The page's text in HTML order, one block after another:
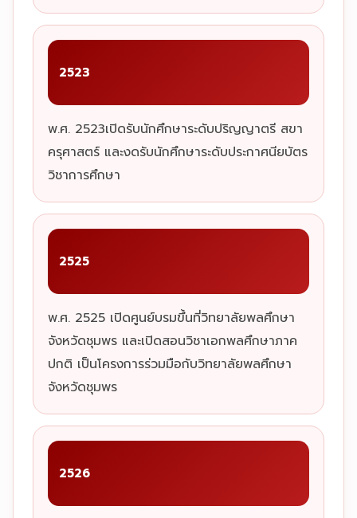
2523
พ.ศ. 2523เปิดรับนักศึกษาระดับปริญญาตรี สขา
ครุศาสตร์ และงดรับนักศึกษาระดับประกาศนียบัตร
วิชาการศึกษา
2525
พ.ศ. 2525 เปิดศูนย์บรมขึ้นที่วิทยาลัยพลศึกษา
จังหวัดชุมพร และเปิดสอนวิชาเอกพลศึกษาภาค
ปกติ เป็นโครงการร่วมมือกับวิทยาลัยพลศึกษา
จังหวัดชุมพร
2526